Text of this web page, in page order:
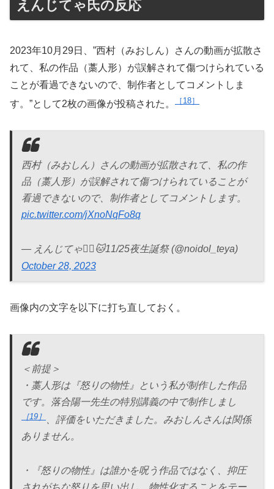
えんじてゃ氏の反応
2023年10月29日
、”西村（みおしん）さんの動画が拡散さ
れて、私の作品（藁人形）が誤解されて傷つけられている
ことが看過できないので、制作者としてコメントしま
す。”として2枚の画像が投稿された。
18
西村（みおしん）さんの動画が拡散されて、私の作
品（藁人形）が誤解されて傷つけられていることが
看過できないので、制作者としてコメントします。
pic.twitter.com/jXnoNqFo8q
— えんじてゃ❤️‍🔥🐱11/25夜生誕祭 (@noidol_teya)
October 28, 2023
画像内の文字を以下に打ち直しておく。
＜前提＞
・藁人形は『怒りの物性』という私が制作した作品
です。落合陽一先生の特別講義の中で制作しまし
19
、評価をいただきました。みおしんさんは関係
ありません。
・『怒りの物性』は誰かを呪う作品ではなく、抑圧
されがちな怒りを思い出し、物性化することをテー